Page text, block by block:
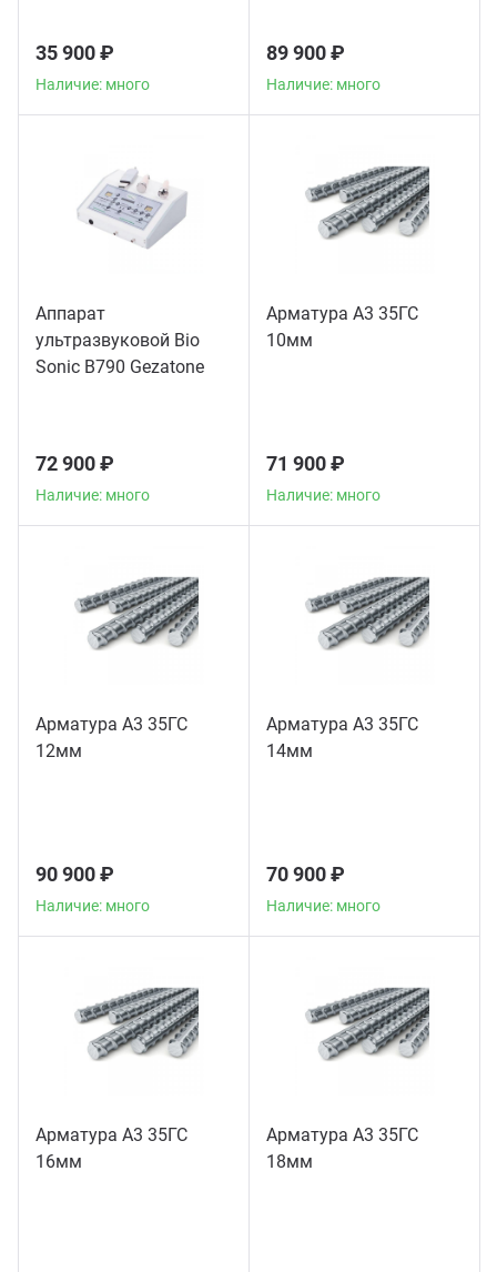
35 900 ₽
Наличие: много
89 900 ₽
Наличие: много
Аппарат
ультразвуковой Bio
Sonic B790 Gezatone
72 900 ₽
Наличие: много
Арматура А3 35ГС
10мм
71 900 ₽
Наличие: много
Арматура А3 35ГС
12мм
90 900 ₽
Наличие: много
Арматура А3 35ГС
14мм
70 900 ₽
Наличие: много
Арматура А3 35ГС
16мм
Арматура А3 35ГС
18мм